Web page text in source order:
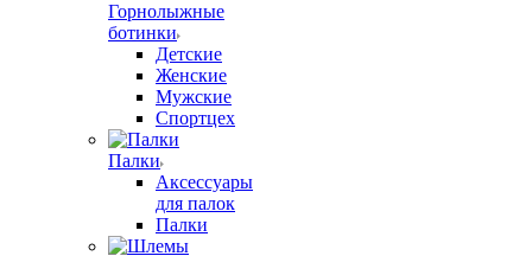
Горнолыжные
ботинки
Детские
Женские
Мужские
Спортцех
Палки
Аксессуары
для палок
Палки